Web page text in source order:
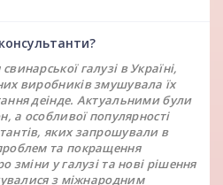
галузі в Україні,
виробників змушувала їх
деінде. Актуальними були
а особливої популярності
яких запрошували в
та покращення
зміни у галузі та нові рішення
з міжнародним